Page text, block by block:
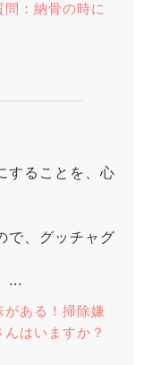
問：納骨の時に
することを、心
で、グッチャグ
...
がある！掃除嫌
んはいますか？